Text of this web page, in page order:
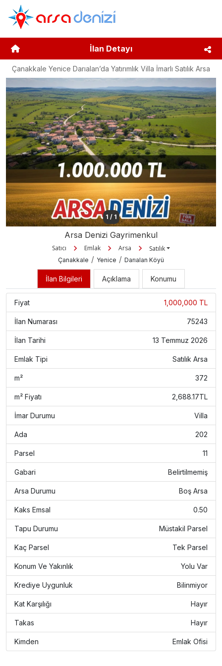
İlan Detayı
Çanakkale Yenice Darıalan’da Yatırımlık Villa İmarlı Satılık Arsa
1 / 1
Arsa Denizi Gayrimenkul
Satıcı Emlak Arsa Satılık
Çanakkale / Yenice / Darıalan Köyü
İlan Bilgileri Açıklama Konumu
Fiyat 1,000,000 TL
İlan Numarası 75243
İlan Tarihi 13 Temmuz 2026
Emlak Tipi Satılık Arsa
m² 372
m² Fiyatı 2,688.17TL
İmar Durumu Villa
Ada 202
Parsel 11
Gabari Belirtilmemiş
Arsa Durumu Boş Arsa
Kaks Emsal 0.50
Tapu Durumu Müstakil Parsel
Kaç Parsel Tek Parsel
Konum Ve Yakınlık Yolu Var
Krediye Uygunluk Bilinmiyor
Kat Karşılığı Hayır
Takas Hayır
Kimden Emlak Ofisi